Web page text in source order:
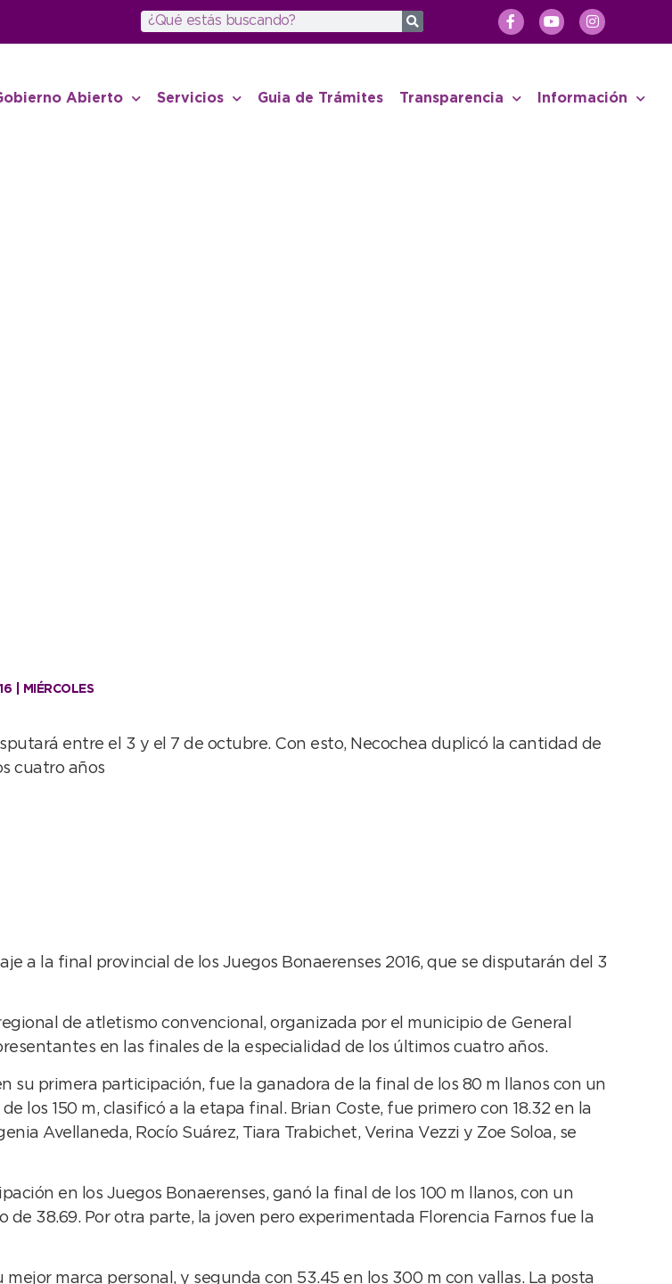
Abierto Servicios Guia de Trámites Transparencia Información
| MIÉRCOLES
entre el 3 y el 7 de octubre. Con esto, Necochea duplicó la cantidad de
cuatro años
a la final provincial de los Juegos Bonaerenses 2016, que se disputarán del 3
de atletismo convencional, organizada por el municipio de General
en las finales de la especialidad de los últimos cuatro años.
su primera participación, fue la ganadora de la final de los 80 m llanos con un
los 150 m, clasificó a la etapa final. Brian Coste, fue primero con 18.32 en la
Avellaneda, Rocío Suárez, Tiara Trabichet, Verina Vezzi y Zoe Soloa, se
en los Juegos Bonaerenses, ganó la final de los 100 m llanos, con un
de 38.69. Por otra parte, la joven pero experimentada Florencia Farnos fue la
marca personal, y segunda con 53.45 en los 300 m con vallas. La posta